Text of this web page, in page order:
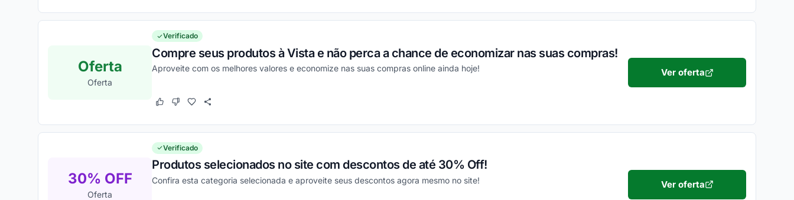
Oferta
Oferta
Verificado
Compre seus produtos à Vista e não perca a chance de economizar nas suas compras!
Aproveite com os melhores valores e economize nas suas compras online ainda hoje!
Este cupom funcionou
Este cupom não funcionou
Ver oferta
30% OFF
Oferta
Verificado
Produtos selecionados no site com descontos de até 30% Off!
Confira esta categoria selecionada e aproveite seus descontos agora mesmo no site! Ver oferta